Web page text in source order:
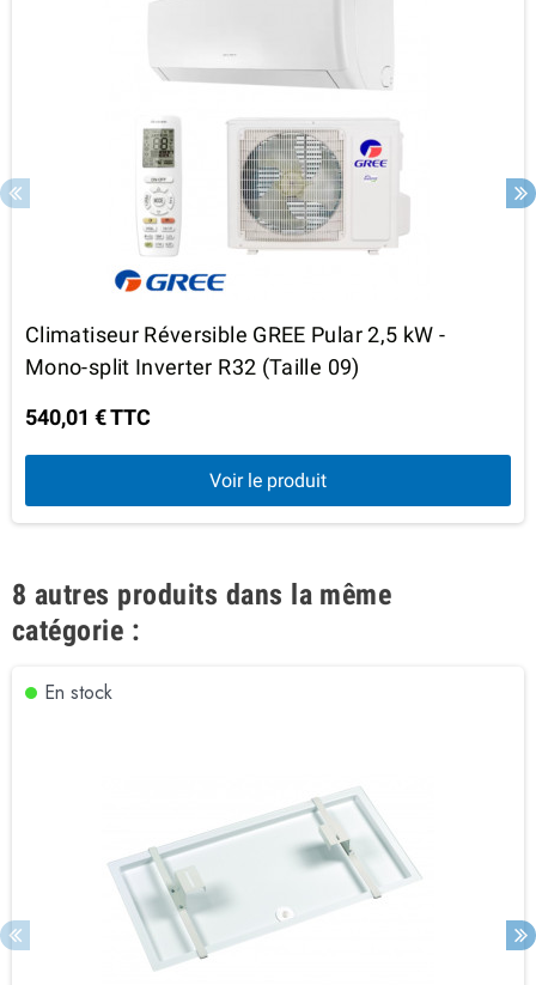
Climatiseur Réversible GREE Pular 2,5 kW -
Mono-split Inverter R32 (Taille 09)
540,01 € TTC
Voir le produit
8 autres produits dans la même
catégorie :
En stock